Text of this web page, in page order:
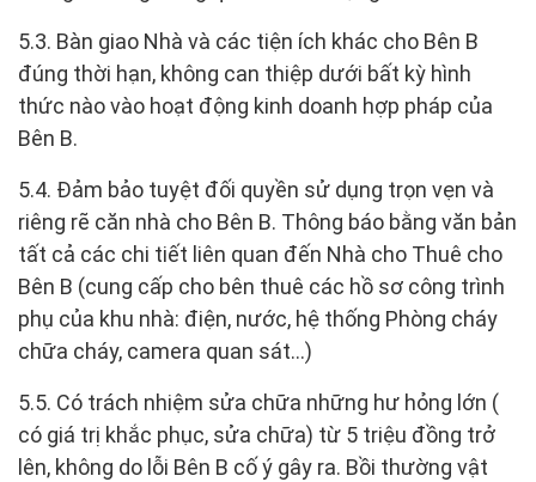
5.3. Bàn giao Nhà và các tiện ích khác cho Bên B
đúng thời hạn, không can thiệp dưới bất kỳ hình
thức nào vào hoạt động kinh doanh hợp pháp của
Bên B.
5.4. Đảm bảo tuyệt đối quyền sử dụng trọn vẹn và
riêng rẽ căn nhà cho Bên B. Thông báo bằng văn bản
tất cả các chi tiết liên quan đến Nhà cho Thuê cho
Bên B (cung cấp cho bên thuê các hồ sơ công trình
phụ của khu nhà: điện, nước, hệ thống Phòng cháy
chữa cháy, camera quan sát…)
5.5. Có trách nhiệm sửa chữa những hư hỏng lớn (
có giá trị khắc phục, sửa chữa) từ 5 triệu đồng trở
lên, không do lỗi Bên B cố ý gây ra. Bồi thường vật